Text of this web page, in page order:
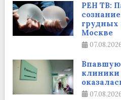
РЕН ТВ:
грудных
Москве
Впавшую
клиники